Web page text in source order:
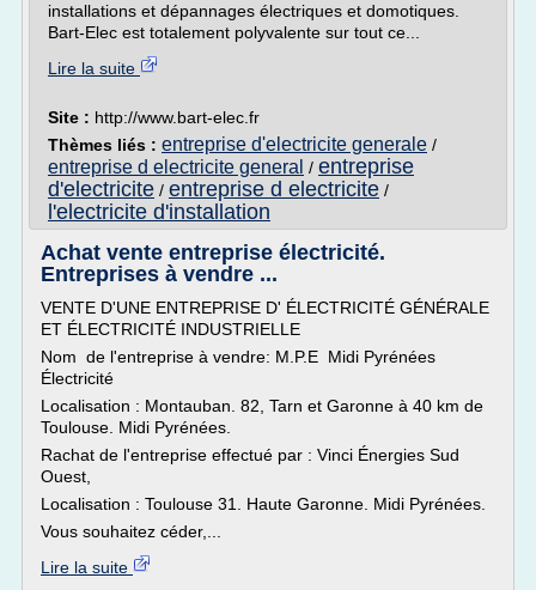
installations et dépannages électriques et domotiques.
Bart-Elec est totalement polyvalente sur tout ce...
Lire la suite
Site : http://www.bart-elec.fr
Thèmes liés : entreprise d'electricite generale /
entreprise d electricite general / entreprise
d'electricite / entreprise d electricite /
l'electricite d'installation
Achat vente entreprise électricité.
Entreprises à vendre ...
VENTE D'UNE ENTREPRISE D' ÉLECTRICITÉ GÉNÉRALE
ET ÉLECTRICITÉ INDUSTRIELLE
Nom de l'entreprise à vendre: M.P.E Midi Pyrénées
Électricité
Localisation : Montauban. 82, Tarn et Garonne à 40 km de
Toulouse. Midi Pyrénées.
Rachat de l'entreprise effectué par : Vinci Énergies Sud
Ouest,
Localisation : Toulouse 31. Haute Garonne. Midi Pyrénées.
Vous souhaitez céder,...
Lire la suite